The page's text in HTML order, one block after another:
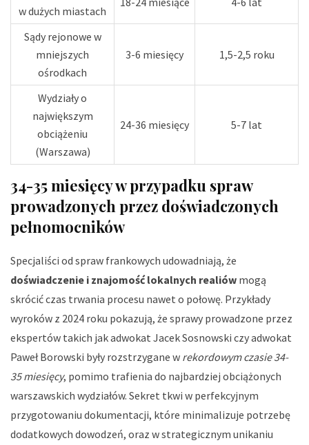
w dużych miastach
Sądy rejonowe w
mniejszych
ośrodkach
3-6 miesięcy 1,5-2,5 roku
Wydziały o
największym
obciążeniu
(Warszawa)
24-36 miesięcy 5-7 lat
34-35 miesięcy w przypadku spraw
prowadzonych przez doświadczonych
pełnomocników
Specjaliści od spraw frankowych udowadniają, że
doświadczenie i znajomość lokalnych realiów mogą
skrócić czas trwania procesu nawet o połowę. Przykłady
wyroków z 2024 roku pokazują, że sprawy prowadzone przez
ekspertów takich jak adwokat Jacek Sosnowski czy adwokat
Paweł Borowski były rozstrzygane w rekordowym czasie 34-
35 miesięcy, pomimo trafienia do najbardziej obciążonych
warszawskich wydziałów. Sekret tkwi w perfekcyjnym
przygotowaniu dokumentacji, które minimalizuje potrzebę
dodatkowych dowodzeń, oraz w strategicznym unikaniu